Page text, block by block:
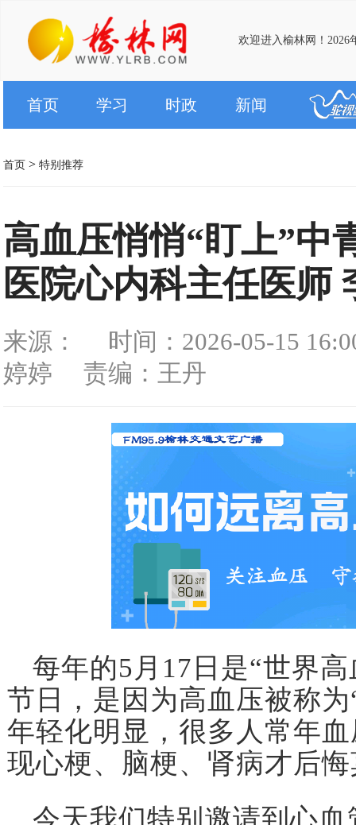
欢迎进入榆林网！2026
首页 学习 时政 新闻
首页 > 特别推荐
高血压悄悄“盯上”
医院心内科主任医师
来源：
时间：2026-05-15
婷婷
责编：王丹
每年的5月17日是“世界
节日，是因为高血压被称
年轻化明显，很多人常年
现心梗、脑梗、肾病才后